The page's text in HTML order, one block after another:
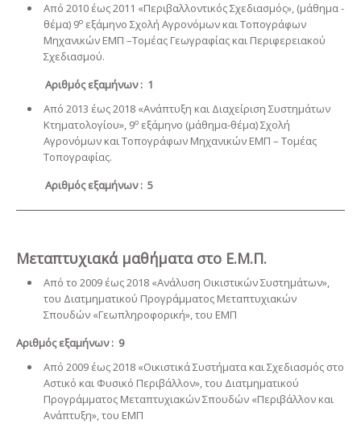
Από 2010 έως 2011 «Περιβαλλοντικός Σχεδιασμός», (μάθημα -
θέμα) 9ο εξάμηνο Σχολή Αγρονόμων και Τοπογράφων
Μηχανικών ΕΜΠ –Τομέας Γεωγραφίας και Περιφερειακού
Σχεδιασμού.
Αριθμός εξαμήνων : 1
Από 2013 έως 2018 «Ανάπτυξη και Διαχείριση Συστημάτων
Κτηματολογίου», 9ο εξάμηνο (μάθημα-θέμα) Σχολή
Αγρονόμων και Τοπογράφων Μηχανικών ΕΜΠ – Τομέας
Τοπογραφίας.
Αριθμός εξαμήνων : 5
Μεταπτυχιακά μαθήματα στο Ε.Μ.Π.
Από το 2009 έως 2018 «Ανάλυση Οικιστικών Συστημάτων»,
του Διατμηματικού Προγράμματος Μεταπτυχιακών
Σπουδών «Γεωπληροφορική», του ΕΜΠ
Αριθμός εξαμήνων : 9
Από 2009 έως 2018 «Οικιστικά Συστήματα και Σχεδιασμός στο
Αστικό και Φυσικό Περιβάλλον», του Διατμηματικού
Προγράμματος Μεταπτυχιακών Σπουδών «Περιβάλλον και
Ανάπτυξη», του ΕΜΠ